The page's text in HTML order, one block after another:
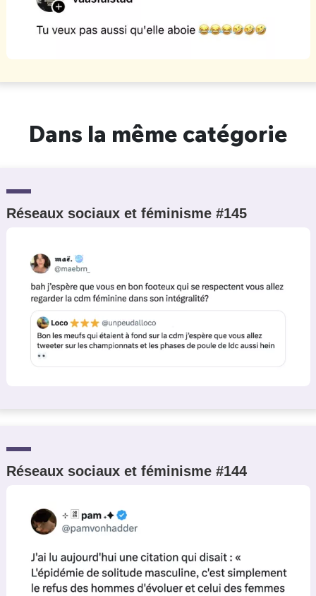
Dans la même catégorie
Réseaux sociaux et féminisme #145
Réseaux sociaux et féminisme #144